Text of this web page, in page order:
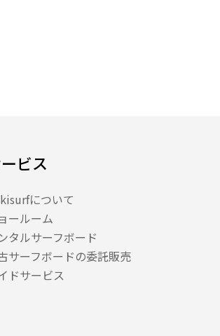
ビス
について
ールーム
タルサーフボード
サーフボードの委託販売
ドサービス